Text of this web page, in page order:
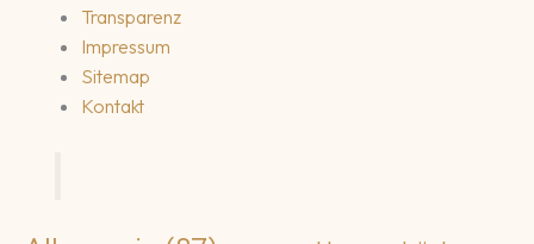
Transparenz
Impressum
Sitemap
Kontakt